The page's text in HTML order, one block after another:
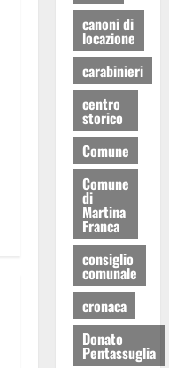
canoni di
locazione
carabinieri
centro
storico
Comune
Comune
di
Martina
Franca
consiglio
comunale
cronaca
Donato
Pentassuglia